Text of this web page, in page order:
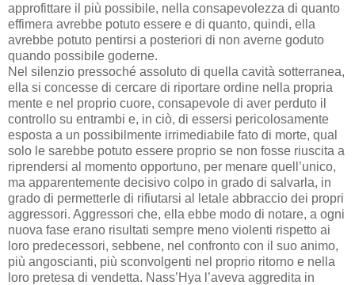
approfittare il più possibile, nella consapevolezza di quanto
effimera avrebbe potuto essere e di quanto, quindi, ella
avrebbe potuto pentirsi a posteriori di non averne goduto
quando possibile goderne.
Nel silenzio pressoché assoluto di quella cavità sotterranea,
ella si concesse di cercare di riportare ordine nella propria
mente e nel proprio cuore, consapevole di aver perduto il
controllo su entrambi e, in ciò, di essersi pericolosamente
esposta a un possibilmente irrimediabile fato di morte, qual
solo le sarebbe potuto essere proprio se non fosse riuscita a
riprendersi al momento opportuno, per menare quell’unico,
ma apparentemente decisivo colpo in grado di salvarla, in
grado di permetterle di rifiutarsi al letale abbraccio dei propri
aggressori. Aggressori che, ella ebbe modo di notare, a ogni
nuova fase erano risultati sempre meno violenti rispetto ai
loro predecessori, sebbene, nel confronto con il suo animo,
più angoscianti, più sconvolgenti nel proprio ritorno e nella
loro pretesa di vendetta. Nass’Hya l’aveva aggredita in